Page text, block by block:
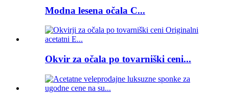
Modna lesena očala C...
Okvir za očala po tovarniški ceni...